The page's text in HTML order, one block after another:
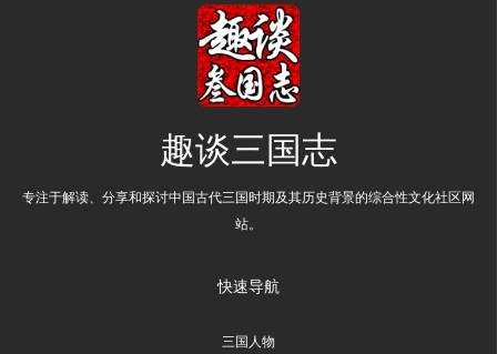
趣谈三国志
专注于解读、分享和探讨中国古代三国时期及其历史背景的综合性文化社区网
站。
快速导航
三国人物